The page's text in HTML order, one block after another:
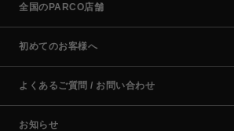
全国のPARCO店舗
初めてのお客様へ
よくあるご質問 / お問い合わせ
お知らせ